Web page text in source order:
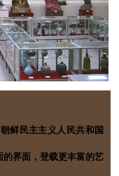
鲜民主主义人民共和国
的界面，登载更丰富的艺